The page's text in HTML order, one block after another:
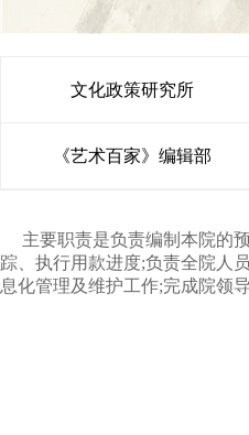
文化政策研究所
《艺术百家》编辑部
主要职责是负责编制本院的
踪、执行用款进度;负责全院人
息化管理及维护工作;完成院领